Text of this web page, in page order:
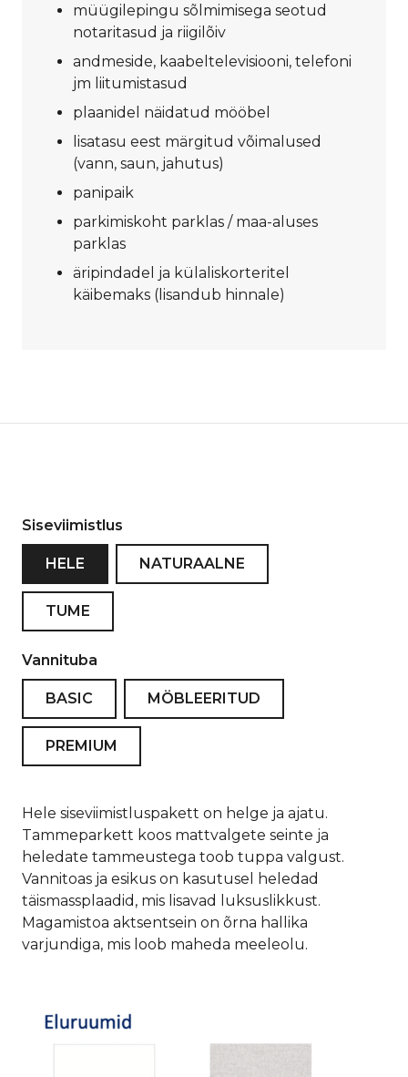
müügilepingu sõlmimisega seotud
notaritasud ja riigilõiv
andmeside, kaabeltelevisiooni, telefoni
jm liitumistasud
plaanidel näidatud mööbel
lisatasu eest märgitud võimalused
(vann, saun, jahutus)
panipaik
parkimiskoht parklas / maa-aluses
parklas
äripindadel ja külaliskorteritel
käibemaks (lisandub hinnale)
Siseviimistlus
HELE NATURAALNE
TUME
Vannituba
BASIC MÖBLEERITUD
PREMIUM
Hele siseviimistluspakett on helge ja ajatu.
Tammeparkett koos mattvalgete seinte ja
heledate tammeustega toob tuppa valgust.
Vannitoas ja esikus on kasutusel heledad
täismassplaadid, mis lisavad luksuslikkust.
Magamistoa aktsentsein on õrna hallika
varjundiga, mis loob maheda meeleolu.